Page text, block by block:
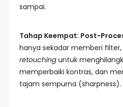
sampai.
Tahap Keempat: Post-
hanya sekadar memberi
retouching untuk
memperbaiki kontras, dan
tajam sempurna (sharpness).